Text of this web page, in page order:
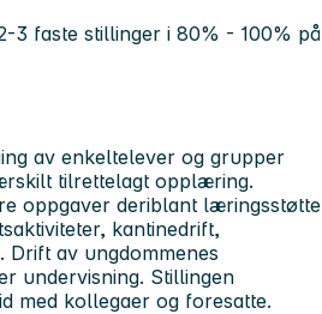
3 faste stillinger i 80% - 100% på
av enkeltelever og grupper
tilrettelagt opplæring.
oppgaver deriblant læringsstøtte
kantinedrift,
av ungdommenes
undervisning. Stillingen
med kollegaer og foresatte.